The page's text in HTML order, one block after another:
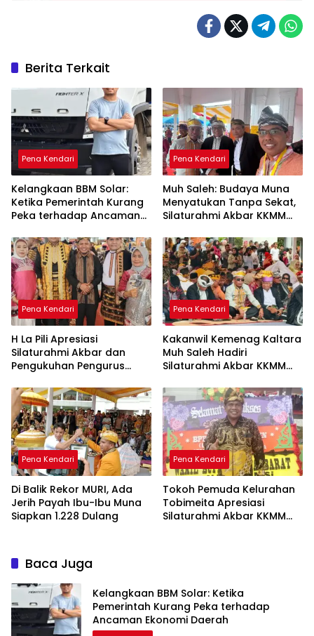
Berita Terkait
Pena Kendari
Kelangkaan BBM Solar:
Ketika Pemerintah Kurang
Peka terhadap Ancaman
Pena Kendari
Muh Saleh: Budaya Muna
Menyatukan Tanpa Sekat,
Silaturahmi Akbar KKMM
Persaudaraan
Pena Kendari
H La Pili Apresiasi
Silaturahmi Akbar dan
Pengukuhan Pengurus
Pena Kendari
Kakanwil Kemenag Kaltara
Muh Saleh Hadiri
Silaturahmi Akbar KKMM
Pena Kendari
Di Balik Rekor MURI, Ada
Jerih Payah Ibu-Ibu Muna
Siapkan 1.228 Dulang
Pena Kendari
Tokoh Pemuda Kelurahan
Tobimeita Apresiasi
Silaturahmi Akbar KKMM
Baca Juga
Kelangkaan BBM Solar: Ketika
Pemerintah Kurang Peka terhadap
Ancaman Ekonomi Daerah